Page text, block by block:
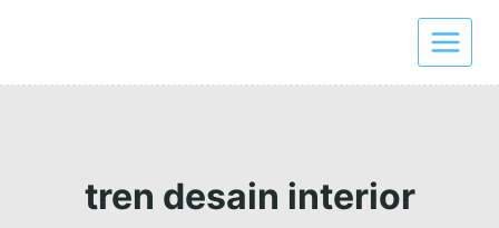
tren desain interior